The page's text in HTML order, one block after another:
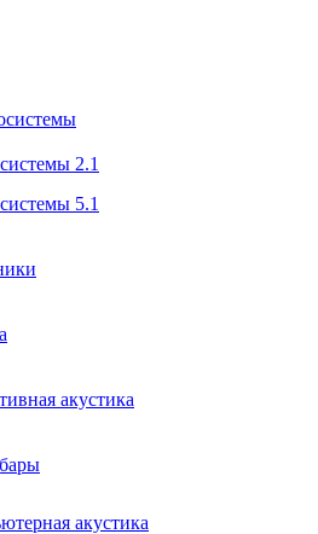
2.1
5.1
акустика
акустика